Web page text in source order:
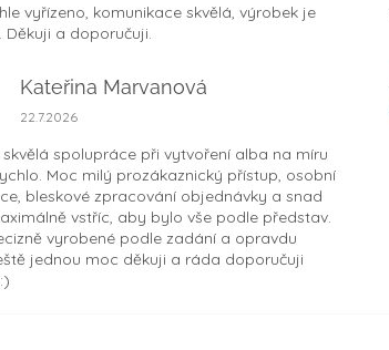
vyřízeno, komunikace skvělá, výrobek je
Děkuji a doporučuji.
Kateřina Marvanová
Hodnocení obchodu je 5 z 5 hvězdiček.
22.7.2026
spolupráce při vytvoření alba na míru
Moc milý prozákaznický přístup, osobní
bleskové zpracování objednávky a snad
vstříc, aby bylo vše podle představ.
vyrobené podle zadání a opravdu
jednou moc děkuji a ráda doporučuji